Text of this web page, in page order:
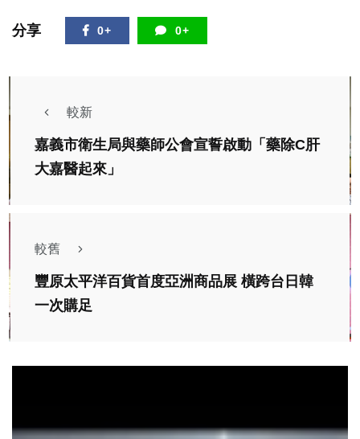
分享 0+ 0+
較新
嘉義市衛生局與藥師公會宣誓啟動「藥除C肝
大嘉醫起來」
較舊
豐原太平洋百貨首度亞洲商品展 橫跨台日韓
一次購足